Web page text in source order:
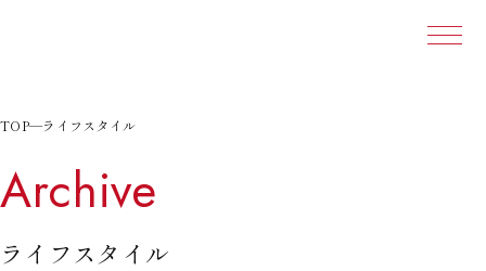
本文ま
TOP—ライフスタイル
Archive
ライフスタイル